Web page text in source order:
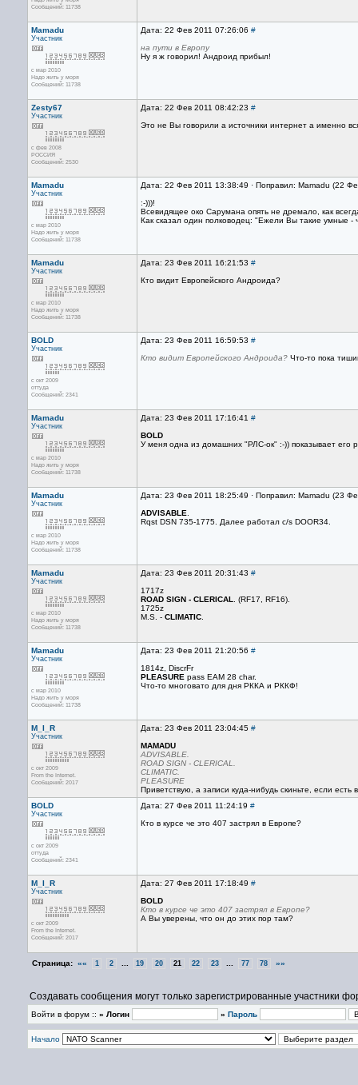
Сообщений: 11738
Mamadu
Участник
с мар 2010
Надо жить у моря
Сообщений: 11738
Дата: 22 Фев 2011 07:26:06 #
на пути в Европу
Ну я ж говорил! Андроид прибыл!
Zesty67
Участник
с фев 2008
РОССИЯ
Сообщений: 2530
Дата: 22 Фев 2011 08:42:23 #
Это не Вы говорили а источники интернет а именно
Mamadu
Участник
с мар 2010
Надо жить у моря
Сообщений: 11738
Дата: 22 Фев 2011 13:38:49 · Поправил: Mamadu (22
:-)))!
Всевидящее око Сарумана опять не дремало, как
Как сказал один полководец: "Ежели Вы такие умные -
Mamadu
Участник
с мар 2010
Надо жить у моря
Сообщений: 11738
Дата: 23 Фев 2011 16:21:53 #
Кто видит Европейского Андроида?
BOLD
Участник
с окт 2009
оттуда
Сообщений: 2341
Дата: 23 Фев 2011 16:59:53 #
Кто видит Европейского Андроида? Что-то пока
Mamadu
Участник
с мар 2010
Надо жить у моря
Сообщений: 11738
Дата: 23 Фев 2011 17:16:41 #
BOLD
У меня одна из домашних "РЛС-ок" :-)) показывает его
Mamadu
Участник
с мар 2010
Надо жить у моря
Сообщений: 11738
Дата: 23 Фев 2011 18:25:49 · Поправил: Mamadu (23
ADVISABLE
Rqst DSN 735-1775. Далее работал с/s DOOR34.
Mamadu
Участник
с мар 2010
Надо жить у моря
Сообщений: 11738
Дата: 23 Фев 2011 20:31:43 #
1717z
ROAD SIGN - CLERICAL . (RF17, RF16).
1725z
M.S. - CLIMATIC
Mamadu
Участник
с мар 2010
Надо жить у моря
Сообщений: 11738
Дата: 23 Фев 2011 21:20:56 #
1814z, DiscrFr
PLEASURE pass EAM 28 char.
Что-то многовато для дня РККА и РККФ!
M_I_R
Участник
с окт 2009
From the Internet.
Сообщений: 2017
Дата: 23 Фев 2011 23:04:45 #
MAMADU
ADVISABLE.
ROAD SIGN - CLERICAL.
CLIMATIC.
PLEASURE
Приветствую, а записи куда-нибудь скиньте, если есть
BOLD
Участник
с окт 2009
оттуда
Сообщений: 2341
Дата: 27 Фев 2011 11:24:19 #
Кто в курсе че это 407 застрял в Европе?
M_I_R
Участник
с окт 2009
From the Internet.
Сообщений: 2017
Дата: 27 Фев 2011 17:18:49 #
BOLD
Кто в курсе че это 407 застрял в Европе?
А Вы уверены, что он до этих пор там?
Страница: «« 1 2 19 20 21 22 23 77 78 »»
Создавать сообщения могут только зарегистрированные участники
Войти в форум :: » Логин » Пароль
Начало